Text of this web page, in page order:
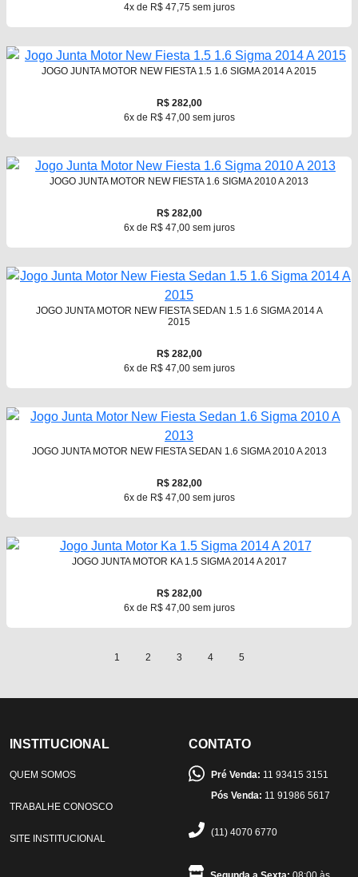
4x de R$ 47,75 sem juros
JOGO JUNTA MOTOR NEW FIESTA 1.5 1.6 SIGMA 2014 A 2015
R$ 282,00
6x de R$ 47,00 sem juros
JOGO JUNTA MOTOR NEW FIESTA 1.6 SIGMA 2010 A 2013
R$ 282,00
6x de R$ 47,00 sem juros
JOGO JUNTA MOTOR NEW FIESTA SEDAN 1.5 1.6 SIGMA 2014 A
2015
R$ 282,00
6x de R$ 47,00 sem juros
JOGO JUNTA MOTOR NEW FIESTA SEDAN 1.6 SIGMA 2010 A 2013
R$ 282,00
6x de R$ 47,00 sem juros
JOGO JUNTA MOTOR KA 1.5 SIGMA 2014 A 2017
R$ 282,00
6x de R$ 47,00 sem juros
1 2 3 4 5
INSTITUCIONAL
QUEM SOMOS
TRABALHE CONOSCO
SITE INSTITUCIONAL
CONTATO
Pré Venda: 11 93415 3151
Pós Venda: 11 91986 5617
(11) 4070 6770